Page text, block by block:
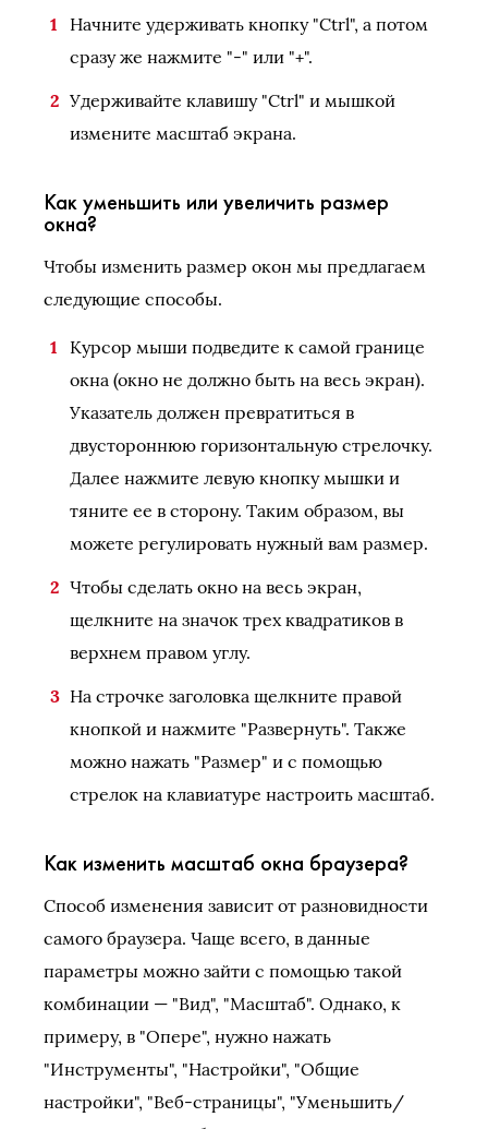
Начните удерживать кнопку "Ctrl", а потом
сразу же нажмите "-" или "+".
Удерживайте клавишу "Ctrl" и мышкой
измените масштаб экрана.
Как уменьшить или увеличить размер
окна?
Чтобы изменить размер окон мы предлагаем
следующие способы.
Курсор мыши подведите к самой границе
окна (окно не должно быть на весь экран).
Указатель должен превратиться в
двустороннюю горизонтальную стрелочку.
Далее нажмите левую кнопку мышки и
тяните ее в сторону. Таким образом, вы
можете регулировать нужный вам размер.
Чтобы сделать окно на весь экран,
щелкните на значок трех квадратиков в
верхнем правом углу.
На строчке заголовка щелкните правой
кнопкой и нажмите "Развернуть". Также
можно нажать "Размер" и с помощью
стрелок на клавиатуре настроить масштаб.
Как изменить масштаб окна браузера?
Способ изменения зависит от разновидности
самого браузера. Чаще всего, в данные
параметры можно зайти с помощью такой
комбинации — "Вид", "Масштаб". Однако, к
примеру, в "Опере", нужно нажать
"Инструменты", "Настройки", "Общие
настройки", "Веб-страницы", "Уменьшить/